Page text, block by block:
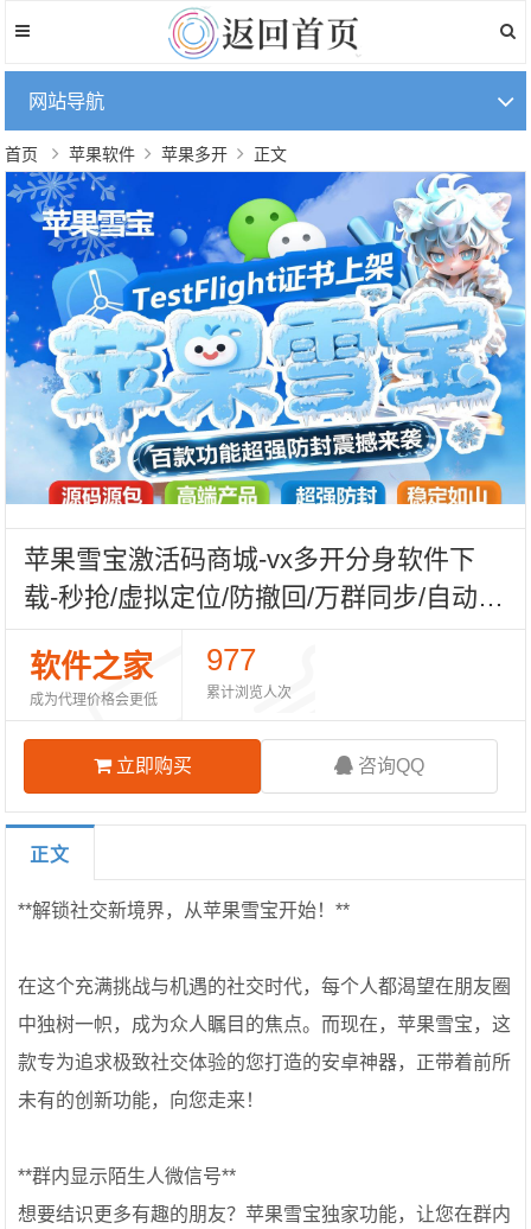
网站导航
首页 苹果软件 苹果多开 正文
苹果雪宝激活码商城-vx多开分身软件下
载-秒抢/虚拟定位/防撤回/万群同步/自动跟
圈-TF模式上架-自助发码平台
软件之家
成为代理价格会更低
977
累计浏览人次
立即购买 咨询QQ
正文
**解锁社交新境界，从苹果雪宝开始！**
在这个充满挑战与机遇的社交时代，每个人都渴望在朋友圈
中独树一帜，成为众人瞩目的焦点。而现在，苹果雪宝，这
款专为追求极致社交体验的您打造的安卓神器，正带着前所
未有的创新功能，向您走来！
**群内显示陌生人微信号**
想要结识更多有趣的朋友？苹果雪宝独家功能，让您在群内